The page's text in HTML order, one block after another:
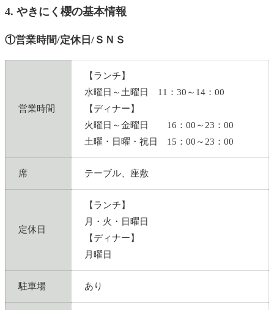
4. やきにく櫻の基本情報
①営業時間/定休日/ＳＮＳ
営業時間
【ランチ】
水曜日～土曜日 11：30～14：00
【ディナー】
火曜日～金曜日 16：00～23：00
土曜・日曜・祝日 15：00～23：00
席 テーブル、座敷
定休日
【ランチ】
月・火・日曜日
【ディナー】
月曜日
駐車場 あり